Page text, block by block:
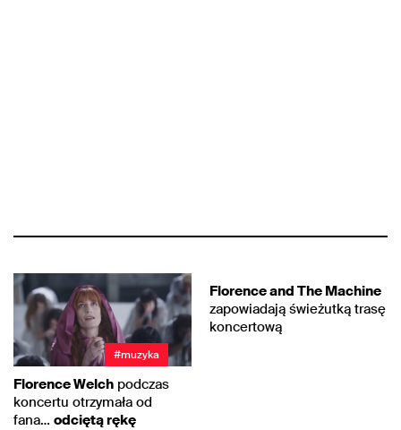
#muzyka
Florence Welch podczas
koncertu otrzymała od
fana… odciętą rękę
Florence and The Machine
zapowiadają świeżutką trasę
koncertową